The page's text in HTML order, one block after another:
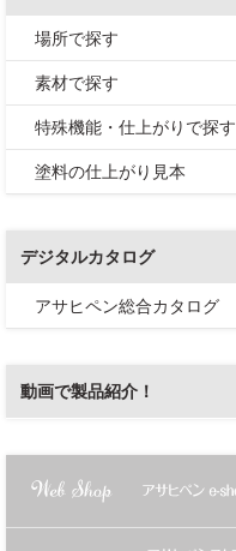
場所で探す
素材で探す
特殊機能・仕上がりで探す
塗料の仕上がり見本
デジタルカタログ
アサヒペン総合カタログ
動画で製品紹介！